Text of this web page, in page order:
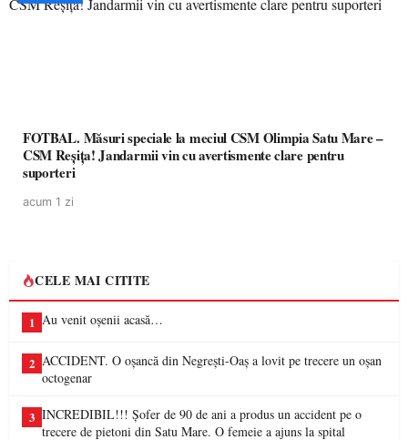
FOTBAL. Măsuri speciale la meciul CSM Olimpia Satu Mare –
CSM Reșița! Jandarmii vin cu avertismente clare pentru
suporteri
acum 1 zi
CELE MAI CITITE
1 Au venit oșenii acasă…
2 ACCIDENT. O oșancă din Negrești-Oaș a lovit pe trecere un oșan
octogenar
3 INCREDIBIL!!! Șofer de 90 de ani a produs un accident pe o
trecere de pietoni din Satu Mare. O femeie a ajuns la spital